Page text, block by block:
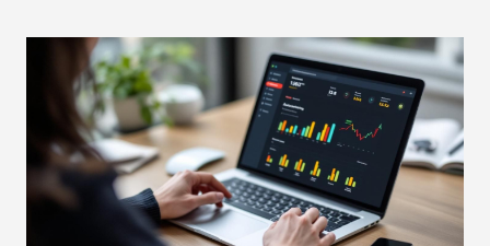
domestiques, en raison de son statut de...